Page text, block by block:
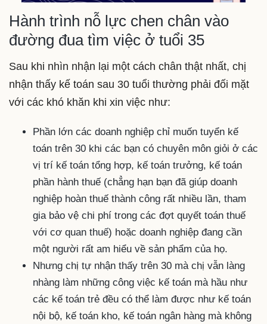
Hành trình nỗ lực chen chân vào
đường đua tìm việc ở tuổi 35
Sau khi nhìn nhận lại một cách chân thật nhất, chị
nhận thấy kế toán sau 30 tuổi thường phải đối mặt
với các khó khăn khi xin việc như:
Phần lớn các doanh nghiệp chỉ muốn tuyển kế
toán trên 30 khi các bạn có chuyên môn giỏi ở các
vị trí kế toán tổng hợp, kế toán trưởng, kế toán
phần hành thuế (chẳng hạn bạn đã giúp doanh
nghiệp hoàn thuế thành công rất nhiều lần, tham
gia bảo vệ chi phí trong các đợt quyết toán thuế
với cơ quan thuế) hoặc doanh nghiệp đang cần
một người rất am hiểu về sản phẩm của họ.
Nhưng chị tự nhận thấy trên 30 mà chị vẫn làng
nhàng làm những công việc kế toán mà hầu như
các kế toán trẻ đều có thể làm được như kế toán
nội bộ, kế toán kho, kế toán ngân hàng mà không